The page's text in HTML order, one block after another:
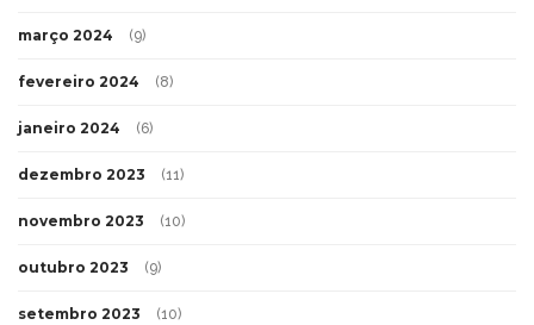
março 2024 (9)
fevereiro 2024 (8)
janeiro 2024 (6)
dezembro 2023 (11)
novembro 2023 (10)
outubro 2023 (9)
setembro 2023 (10)